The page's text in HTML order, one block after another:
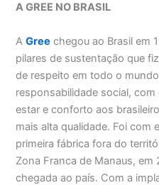
A GREE NO BRASIL
AGree chegou ao Brasil em
pilares de sustentação que
de respeito em todo o
responsabilidade social,
estar e conforto aos
mais alta qualidade. Foi com
primeira fábrica fora do
Zona Franca de Manaus, em
chegada ao país. Com a